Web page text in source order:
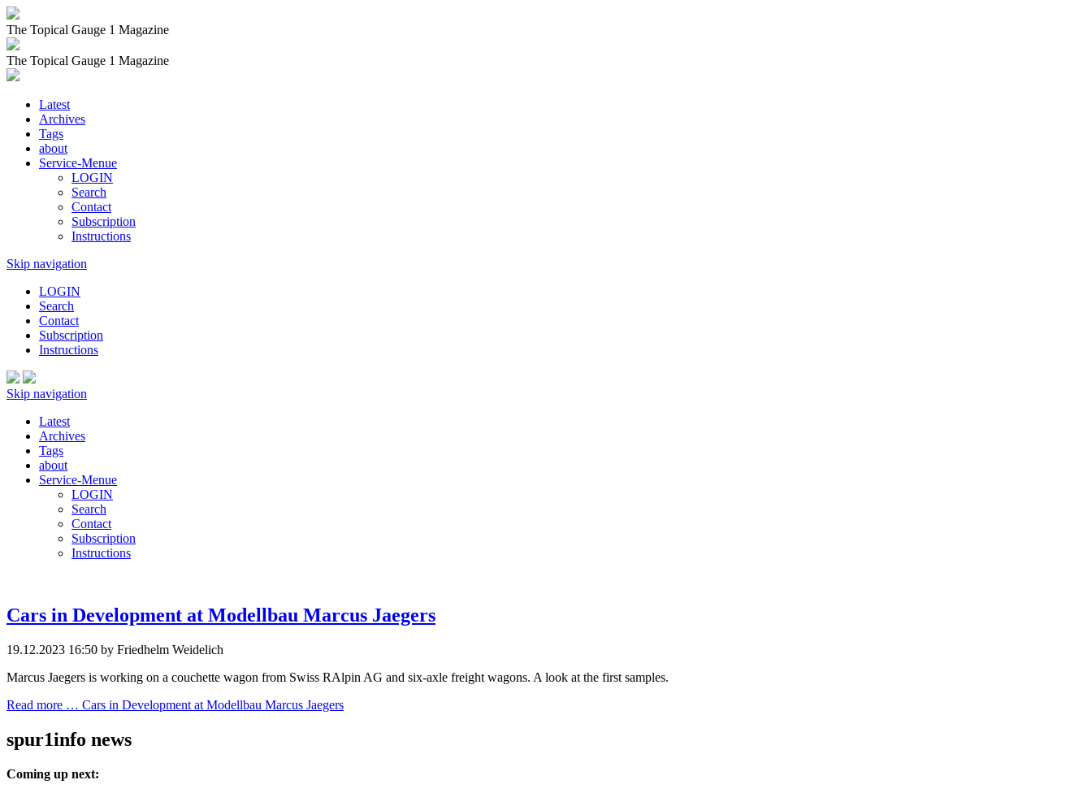
The Topical Gauge 1 Magazine
The Topical Gauge 1 Magazine
Latest
Archives
Tags
about
Service-Menue
LOGIN
Search
Contact
Subscription
Instructions
Skip navigation
LOGIN
Search
Contact
Subscription
Instructions
Skip navigation
Latest
Archives
Tags
about
Service-Menue
LOGIN
Search
Contact
Subscription
Instructions
Cars in Development at Modellbau Marcus Jaegers
19.12.2023 16:50 by Friedhelm Weidelich
Marcus Jaegers is working on a couchette wagon from Swiss RAlpin AG and six-axle freight wagons. A look at the first samples.
Read more … Cars in Development at Modellbau Marcus Jaegers
spur1info news
Coming up next: